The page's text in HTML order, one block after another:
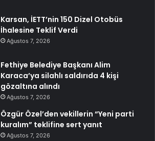
Karsan, İETT’nin 150 Dizel Otobüs
İhalesine Teklif Verdi
Ağustos 7, 2026
Fethiye Belediye Başkanı Alim
Karaca’ya silahlı saldırıda 4 kişi
gözaltına alındı
Ağustos 7, 2026
Özgür Özel’den vekillerin “Yeni parti
kuralım” teklifine sert yanıt
Ağustos 7, 2026